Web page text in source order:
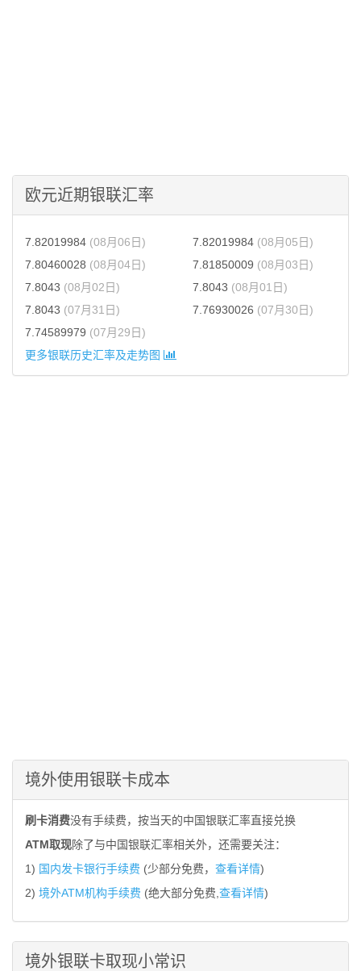
欧元近期银联汇率
7.82019984 (08月06日) 7.82019984 (08月05日)
7.80460028 (08月04日) 7.81850009 (08月03日)
7.8043 (08月02日) 7.8043 (08月01日)
7.8043 (07月31日) 7.76930026 (07月30日)
7.74589979 (07月29日)
更多银联历史汇率及走势图
境外使用银联卡成本
刷卡消费没有手续费，按当天的中国银联汇率直接兑换
ATM取现除了与中国银联汇率相关外，还需要关注：
1) 国内发卡银行手续费 (少部分免费， 查看详情)
2) 境外ATM机构手续费 (绝大部分免费, 查看详情)
境外银联卡取现小常识